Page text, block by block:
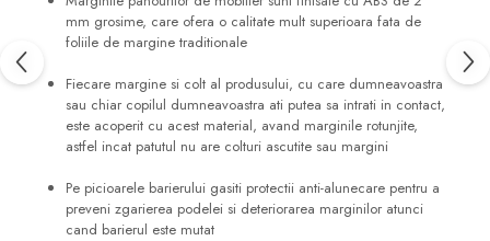
mm grosime, care ofera o calitate mult superioara fata de
foliile de margine traditionale
Fiecare margine si colt al produsului, cu care dumneavoastra
sau chiar copilul dumneavoastra ati putea sa intrati in contact,
este acoperit cu acest material, avand marginile rotunjite,
astfel incat patutul nu are colturi ascutite sau margini
Pe picioarele barierului gasiti protectii anti-alunecare pentru a
preveni zgarierea podelei si deteriorarea marginilor atunci
cand barierul este mutat